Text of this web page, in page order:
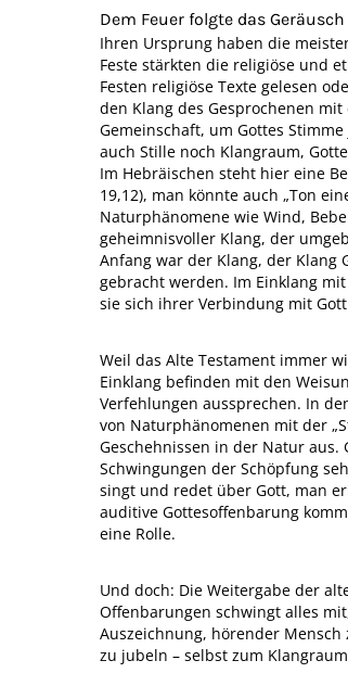
Dem Feuer folgte das
Ihren Ursprung haben die
Feste stärkten die religiöse und
Festen religiöse Texte gelesen
den Klang des Gesprochenen
Gemeinschaft, um Gottes
auch Stille noch Klangraum,
Im Hebräischen steht hier eine
19,12), man könnte auch „Ton
Naturphänomene wie Wind,
geheimnisvoller Klang, der
Anfang war der Klang, der Klang
gebracht werden. Im Einklang
sie sich ihrer Verbindung mit
Weil das Alte Testament immer
Einklang befinden mit den
Verfehlungen aussprechen. In
von Naturphänomenen mit der
Geschehnissen in der Natur
Schwingungen der Schöpfung
singt und redet über Gott, man
auditive Gottesoffenbarung
eine Rolle.
Und doch: Die Weitergabe der
Offenbarungen schwingt alles
Auszeichnung, hörender
zu jubeln – selbst zum